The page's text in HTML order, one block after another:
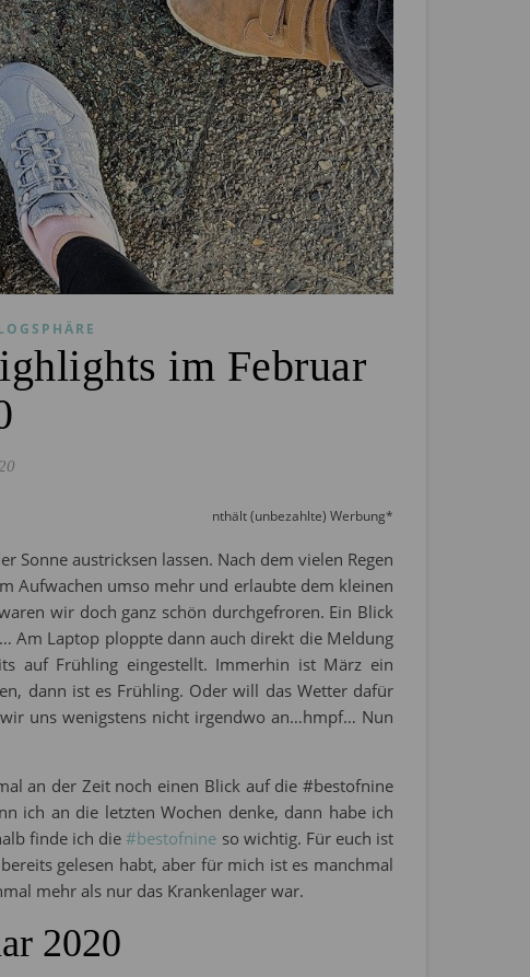
im Februar
nthält (unbezahlte) Werbung*
Sonne austricksen lassen. Nach dem vielen Regen
Aufwachen umso mehr und erlaubte dem kleinen
wir doch ganz schön durchgefroren. Ein Blick
Am Laptop ploppte dann auch direkt die Meldung
auf Frühling eingestellt. Immerhin ist März ein
dann ist es Frühling. Oder will das Wetter dafür
uns wenigstens nicht irgendwo an…hmpf… Nun
an der Zeit noch einen Blick auf die #bestofnine
ich an die letzten Wochen denke, dann habe ich
finde ich die#bestofnine so wichtig. Für euch ist
gelesen habt, aber für mich ist es manchmal
mehr als nur das Krankenlager war.
2020